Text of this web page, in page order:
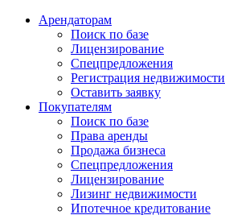
Арендаторам
Поиск по базе
Лицензирование
Спецпредложения
Регистрация недвижимости
Оставить заявку
Покупателям
Поиск по базе
Права аренды
Продажа бизнеса
Спецпредложения
Лицензирование
Лизинг недвижимости
Ипотечное кредитование